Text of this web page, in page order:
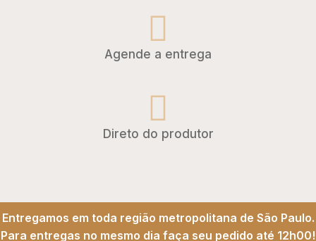
Agende a entrega
Direto do produtor
Entregamos em toda região metropolitana de São Paulo.
Para entregas no mesmo dia faça seu pedido até 12h00!